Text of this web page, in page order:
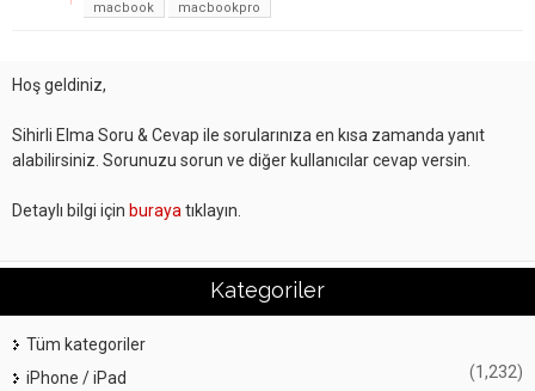
macbook
macbookpro
Hoş geldiniz,
Sihirli Elma Soru & Cevap ile sorularınıza en kısa zamanda yanıt
alabilirsiniz. Sorunuzu sorun ve diğer kullanıcılar cevap versin.
Detaylı bilgi için buraya tıklayın.
Kategoriler
Tüm kategoriler
iPhone / iPad
(1,232)